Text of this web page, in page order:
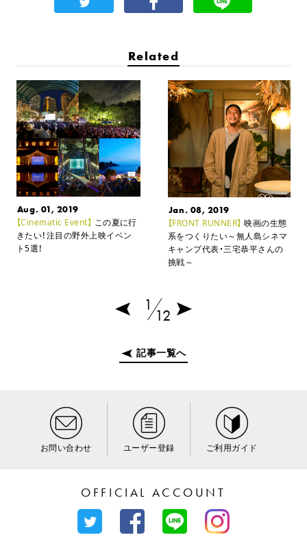
Related
Aug. 01, 2019
【Cinematic Event】 この夏に行
きたい！注目の野外上映イベン
ト5選！
Jan. 08, 2019
【FRONT RUNNER】 映画の生態
系をつくりたい～無人島シネマ
キャンプ代表・三宅恭平さんの
挑戦～
1
12
記事一覧へ
お問い合わせ ユーザー登録 ご利用ガイド
OFFICIAL ACCOUNT